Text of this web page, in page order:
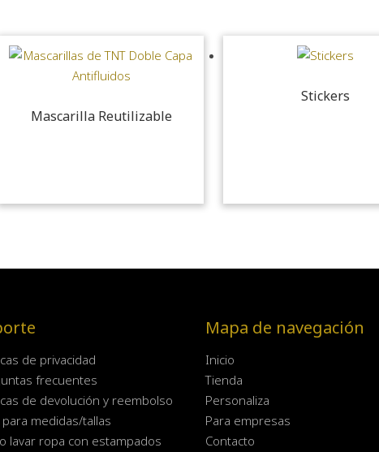
Mascarilla Reutilizable
Stickers
de privacidad
frecuentes
de devolución y reembolso
para medidas/tallas
lavar ropa con estampados
Mapa de navegación
Inicio
Tienda
Personaliza
Para empresas
Contacto